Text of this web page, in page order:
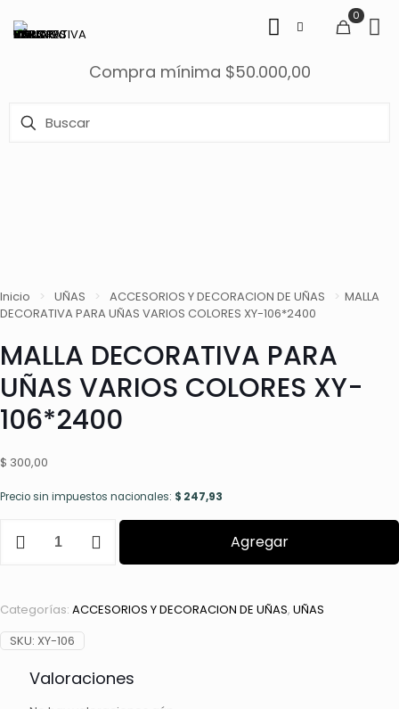
0
Compra mínima $50.000,00
Inicio > UÑAS > ACCESORIOS Y DECORACION DE UÑAS > MALLA
DECORATIVA PARA UÑAS VARIOS COLORES XY-106*2400
MALLA DECORATIVA PARA
UÑAS VARIOS COLORES XY-
106*2400
$ 300,00
Precio sin impuestos nacionales: $ 247,93
DECORATIVA
COLORES
XY-
106*2400
Agregar
Categorías: ACCESORIOS Y DECORACION DE UÑAS, UÑAS
SKU: XY-106
Valoraciones